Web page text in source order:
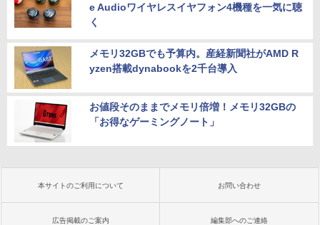
e Audioワイヤレスイヤフォン4機種を一気に聴
く
メモリ32GBでも予算内。産経新聞社がAMD R
yzen搭載dynabookを2千台導入
お値段そのままでメモリ倍増！メモリ32GBの
「お得なゲーミングノート」
本サイトのご利用について お問い合わせ
広告掲載のご案内 編集部へのご連絡